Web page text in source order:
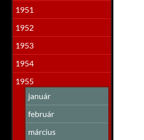
1951
1952
1953
1954
1955
január
február
március